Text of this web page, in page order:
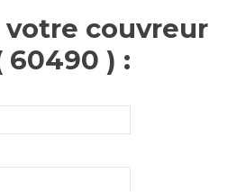
votre couvreur
60490 ) :